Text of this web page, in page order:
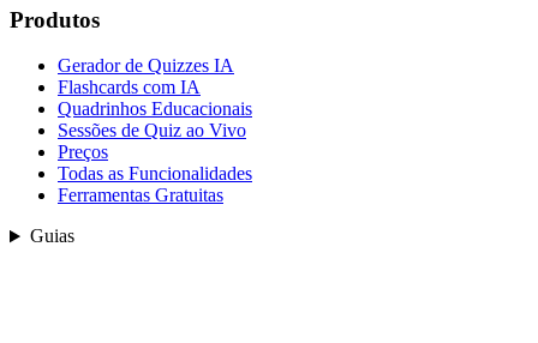
Produtos
Gerador de Quizzes IA
Flashcards com IA
Quadrinhos Educacionais
Sessões de Quiz ao Vivo
Preços
Todas as Funcionalidades
Ferramentas Gratuitas
Guias